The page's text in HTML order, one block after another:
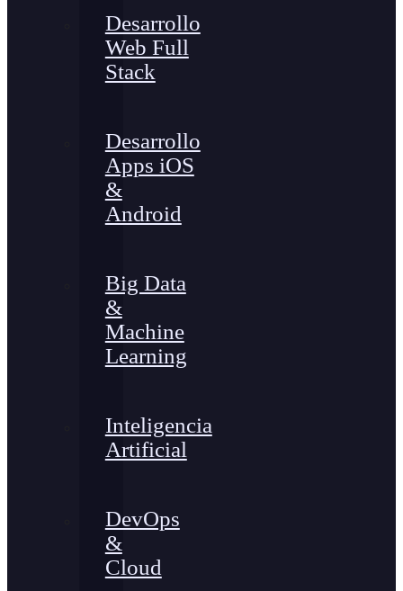
Desarrollo
Web Full
Stack
Desarrollo
Apps iOS
&
Android
Big Data
&
Machine
Learning
Inteligencia
Artificial
DevOps
&
Cloud